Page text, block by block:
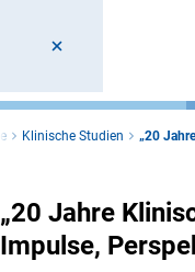
Klinische Studien „20
„20 Jahre
Impulse,